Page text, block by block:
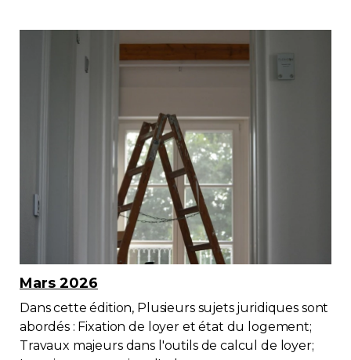
Mars 2026
Dans cette édition, Plusieurs sujets juridiques sont
abordés : Fixation de loyer et état du logement;
Travaux majeurs dans l'outils de calcul de loyer;